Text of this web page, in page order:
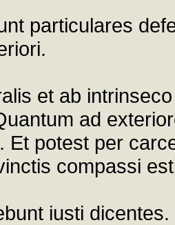
particulares
et ab
ad
Et potest per
compassi
iusti dicentes.